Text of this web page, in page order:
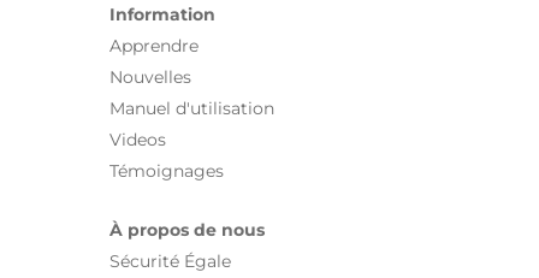
Information
Apprendre
Nouvelles
Manuel d'utilisation
Videos
Témoignages
À propos de nous
Sécurité Égale